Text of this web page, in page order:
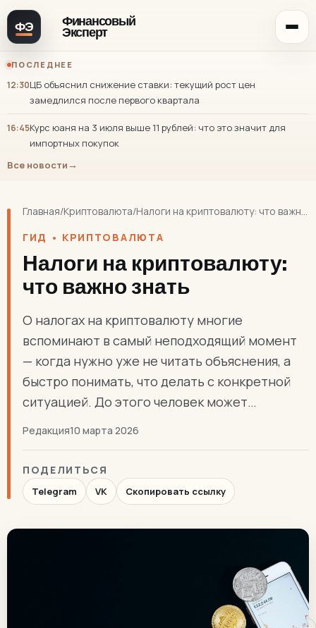
ФЭ Финансовый
Эксперт
ПОСЛЕДНЕЕ
12:30ЦБ объяснил снижение ставки: текущий рост цен
замедлился после первого квартала
16:45Курс юаня на 3 июля выше 11 рублей: что это значит для
импортных покупок
Все новости
Главная/Криптовалюта/
Налоги на криптовалюту: что важно знать
ГИД • КРИПТОВАЛЮТА
Налоги на криптовалюту:
что важно знать
О налогах на криптовалюту многие
вспоминают в самый неподходящий момент
— когда нужно уже не читать объяснения, а
быстро понимать, что делать с конкретной
ситуацией. До этого человек может…
Редакция10 марта 2026
ПОДЕЛИТЬСЯ
Telegram VK Скопировать ссылку